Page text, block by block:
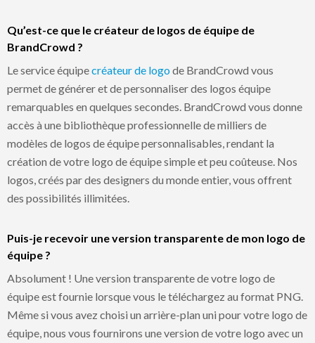
Qu’est-ce que le créateur de logos de équipe de
BrandCrowd ?
Le service équipecréateur de logode BrandCrowd vous
permet de générer et de personnaliser des logos équipe
remarquables en quelques secondes. BrandCrowd vous donne
accès à une bibliothèque professionnelle de milliers de
modèles de logos de équipe personnalisables, rendant la
création de votre logo de équipe simple et peu coûteuse. Nos
logos, créés par des designers du monde entier, vous offrent
des possibilités illimitées.
Puis-je recevoir une version transparente de mon logo de
équipe ?
Absolument ! Une version transparente de votre logo de
équipe est fournie lorsque vous le téléchargez au format PNG.
Même si vous avez choisi un arrière-plan uni pour votre logo de
équipe, nous vous fournirons une version de votre logo avec un